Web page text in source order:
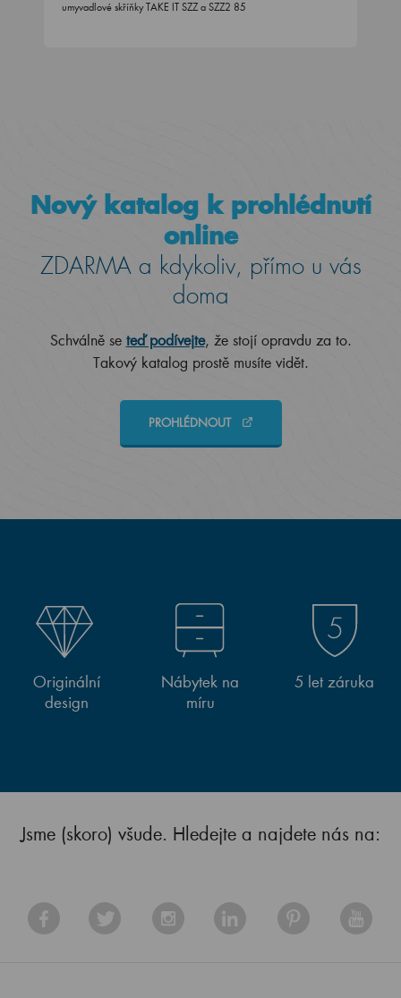
umyvadlové skříňky TAKE IT SZZ a SZZ2 85
Nový katalog k prohlédnutí
online
ZDARMA a kdykoliv, přímo u vás
doma
Schválně se teď podívejte, že stojí opravdu za to.
Takový katalog prostě musíte vidět.
PROHLÉDNOUT
Originální
design
Nábytek na
míru
5 let záruka
Jsme (skoro) všude. Hledejte a najdete nás na: